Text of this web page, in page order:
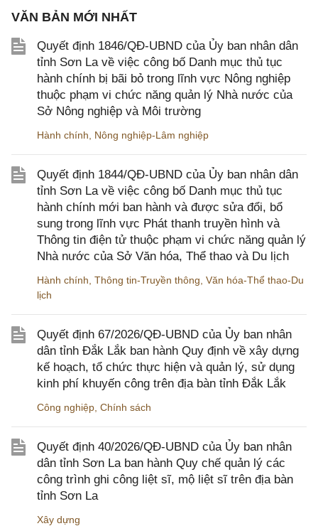
VĂN BẢN MỚI NHẤT
Quyết định 1846/QĐ-UBND của Ủy ban nhân dân
tỉnh Sơn La về việc công bố Danh mục thủ tục
hành chính bị bãi bỏ trong lĩnh vực Nông nghiệp
thuộc phạm vi chức năng quản lý Nhà nước của
Sở Nông nghiệp và Môi trường
Hành chính Nông nghiệp-Lâm nghiệp
Quyết định 1844/QĐ-UBND của Ủy ban nhân dân
tỉnh Sơn La về việc công bố Danh mục thủ tục
hành chính mới ban hành và được sửa đổi, bổ
sung trong lĩnh vực Phát thanh truyền hình và
Thông tin điện tử thuộc phạm vi chức năng quản lý
Nhà nước của Sở Văn hóa, Thể thao và Du lịch
Hành chính Thông tin-Truyền thông Văn hóa-Thể thao-Du
lịch
Quyết định 67/2026/QĐ-UBND của Ủy ban nhân
dân tỉnh Đắk Lắk ban hành Quy định về xây dựng
kế hoạch, tổ chức thực hiện và quản lý, sử dụng
kinh phí khuyến công trên địa bàn tỉnh Đắk Lắk
Công nghiệp Chính sách
Quyết định 40/2026/QĐ-UBND của Ủy ban nhân
dân tỉnh Sơn La ban hành Quy chế quản lý các
công trình ghi công liệt sĩ, mộ liệt sĩ trên địa bàn
tỉnh Sơn La
Xây dựng